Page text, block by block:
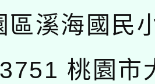
區溪海國民
桃園市